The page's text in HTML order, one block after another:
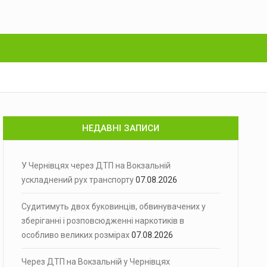
НЕДАВНІ ЗАПИСИ
У Чернівцях через ДТП на Вокзальній
ускладнений рух транспорту07.08.2026
Судитимуть двох буковинців, обвинувачених у
зберіганні і розповсюдженні наркотиків в
особливо великих розмірах07.08.2026
Через ДТП на Вокзальній у Чернівцях